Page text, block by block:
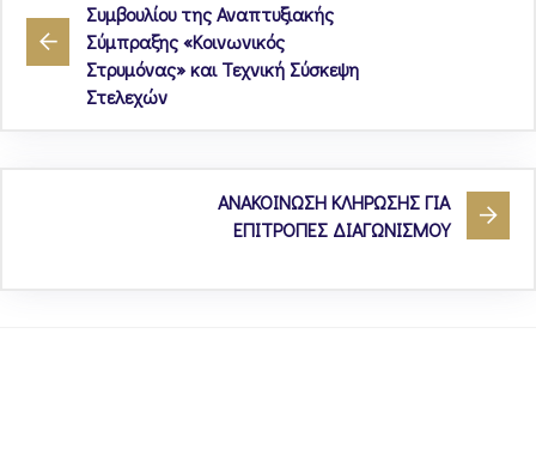
Συμβουλίου της Αναπτυξιακής
Σύμπραξης «Κοινωνικός
Στρυμόνας» και Τεχνική Σύσκεψη
Στελεχών
ΑΝΑΚΟΙΝΩΣΗ ΚΛΗΡΩΣΗΣ ΓΙΑ
ΕΠΙΤΡΟΠΕΣ ΔΙΑΓΩΝΙΣΜΟΥ